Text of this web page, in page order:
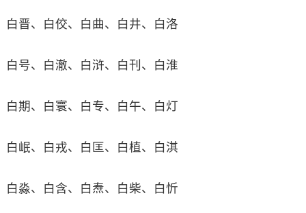
白晋、白佼、白曲、白井、白洛
白号、白澈、白浒、白刊、白淮
白期、白寰、白专、白午、白灯
白岷、白戎、白匡、白植、白淇
白淼、白含、白焘、白柴、白忻